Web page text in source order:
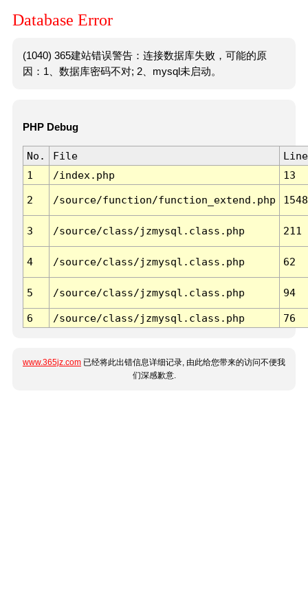
Database Error
(1040) 365建站错误警告：连接数据库失败，可能的原
因：1、数据库密码不对; 2、mysql未启动。
PHP Debug
No. File
Line
1
/index.php 13
2 /source/function/function_extend.php 1548
3 /source/class/jzmysql.class.php 211
4 /source/class/jzmysql.class.php 62
5 /source/class/jzmysql.class.php 94
6 /source/class/jzmysql.class.php 76
www.365jz.com 已经将此出错信息详细记录, 由此给您带来的访问不便我
们深感歉意.